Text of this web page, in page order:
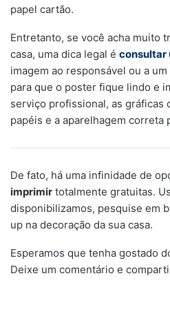
papel cartão.
Entretanto, se você acha muito
casa, uma dica legal é consultar
imagem ao responsável ou a
para que o poster fique lindo e
serviço profissional, as gráficas
papéis e a aparelhagem correta
De fato, há uma infinidade de
imprimir totalmente gratuitas.
disponibilizamos, pesquise em
up na decoração da sua casa.
Esperamos que tenha gostado
Deixe um comentário e